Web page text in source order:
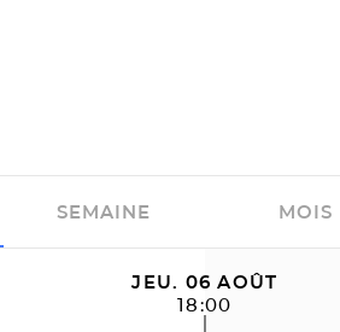
JEU. 06 AOÛT
18:00
SEMAINE MOIS